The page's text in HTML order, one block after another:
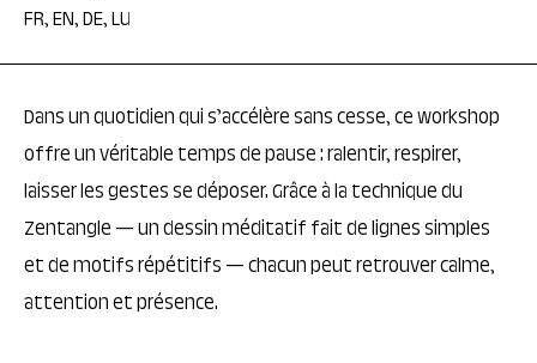
Dans un quotidien qui s’accélère sans cesse, ce workshop
offre un véritable temps de pause : ralentir, respirer,
laisser les gestes se déposer. Grâce à la technique du
Zentangle — un dessin méditatif fait de lignes simples
et de motifs répétitifs — chacun peut retrouver calme,
attention et présence.
FR, EN, DE, LU